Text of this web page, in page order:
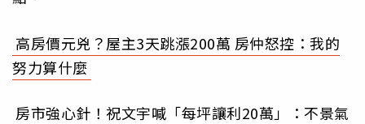
高房價元兇？屋主3天跳漲200萬 房仲怒控：我的
努力算什麼
房市強心針！祝文宇喊「每坪讓利20萬」：不景氣